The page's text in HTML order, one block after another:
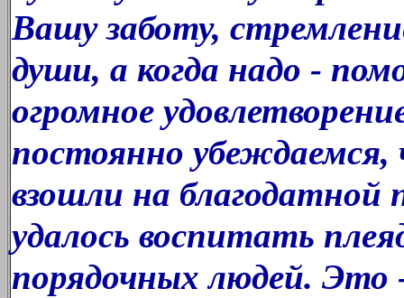
Вашу заботу,
души, а когда надо -
огромное
постоянно убеждаемся,
взошли на
удалось воспитать
порядочных людей.